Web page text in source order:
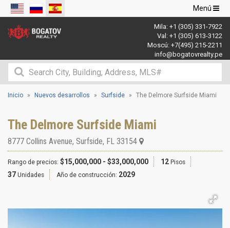
Navegación
de
palanca
Menú
Mila: +1 (305) 331-7922
Val: +1 (305) 613-3122
Moscú: +7(495) 215-2211
info@bogatovrealty.pe
Inicio Nuevos desarrollos Surfside The Delmore Surfside Miami
The Delmore Surfside Miami
8777 Collins Avenue, Surfside, FL 33154
Rango de precios: $15,000,000 - $33,000,000 12 Pisos
37 Unidades Año de construcción: 2029